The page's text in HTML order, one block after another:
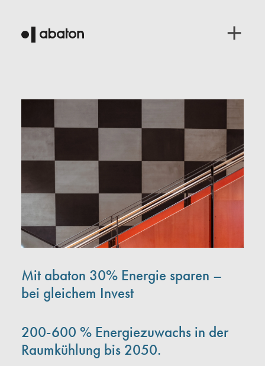
Mit abaton 30% Energie sparen –
bei gleichem Invest
200-600 % Energiezuwachs in der
Raumkühlung bis 2050.